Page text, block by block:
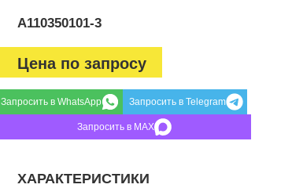
A110350101-3
Цена по запросу
Запросить в WhatsApp Запросить в Telegram
Запросить в MAX
ХАРАКТЕРИСТИКИ